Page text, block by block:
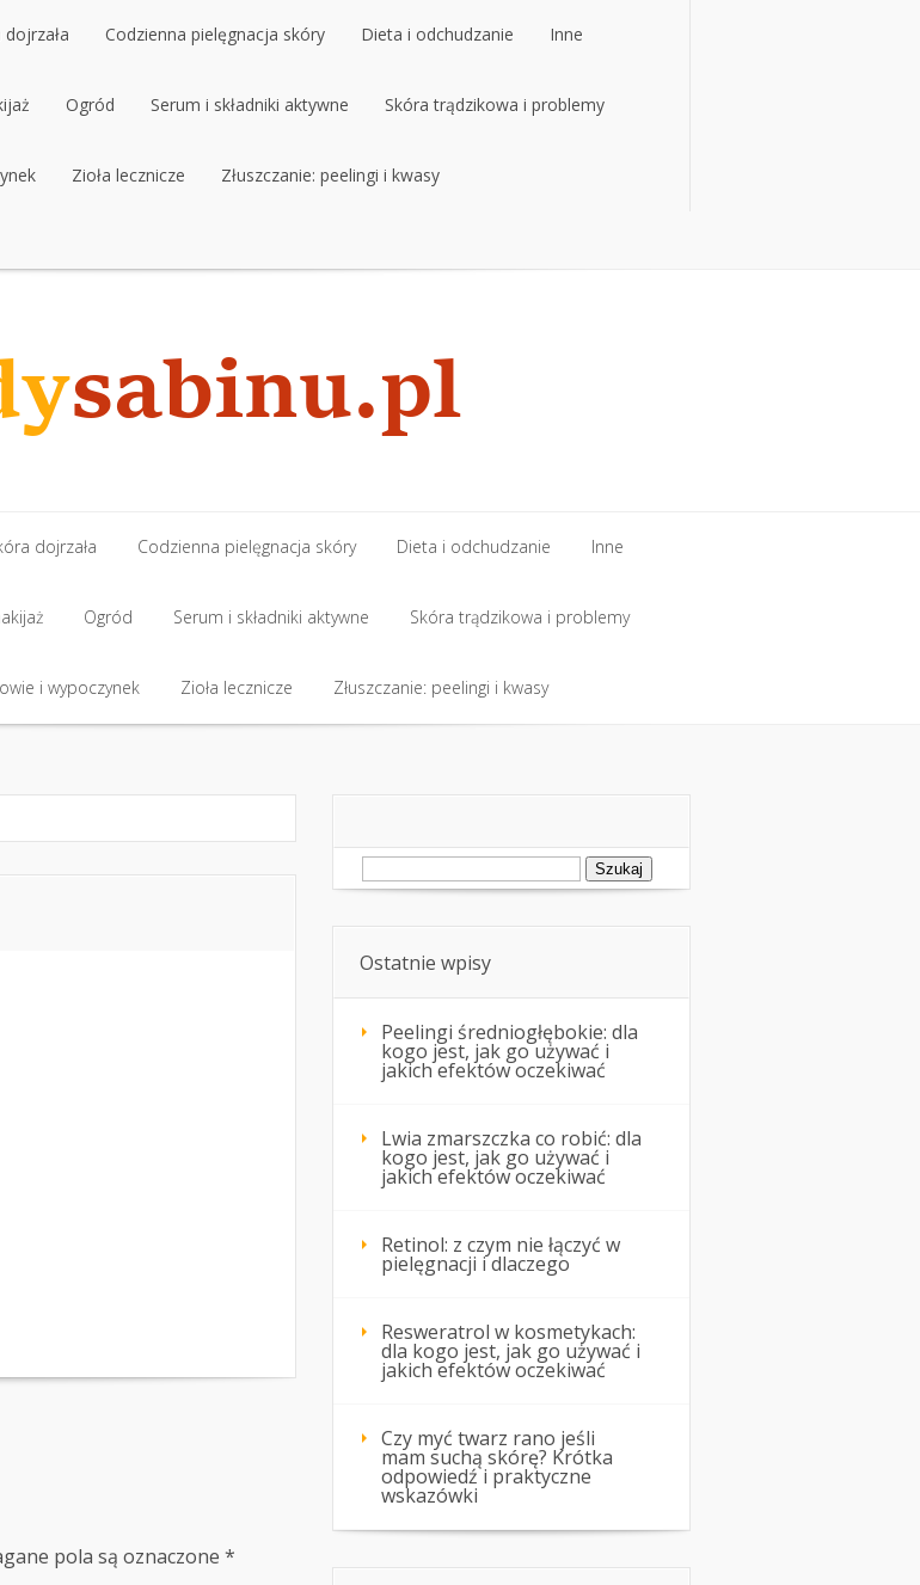
Codzienna pielęgnacja skóry
Codzienna pielęgnacja skóry
Dieta i odchudzanie
Dieta i odchudzanie
Inne
Inne
Ogród
Ogród
Serum i składniki aktywne
Serum i składniki aktywne
Skóra trądzikowa i problemy
Skóra trądzikowa i problemy
Zioła lecznicze Złuszczanie: peelingi i kwasy
dojrzała
dojrzała
Codzienna pielęgnacja skóry
Codzienna pielęgnacja skóry
Dieta i odchudzanie
Dieta i odchudzanie
Inne
Inne
Ogród
Ogród
Serum i składniki aktywne
Serum i składniki aktywne
Skóra trądzikowa i problemy
Skóra trądzikowa i problemy
i wypoczynek Zioła lecznicze Złuszczanie: peelingi i kwasy
pola są oznaczone *
Szukaj:
Ostatnie wpisy
Peelingi średniogłębokie: dla
kogo jest, jak go używać i
jakich efektów oczekiwać
Lwia zmarszczka co robić: dla
kogo jest, jak go używać i
jakich efektów oczekiwać
Retinol: z czym nie łączyć w
pielęgnacji i dlaczego
Resweratrol w kosmetykach:
dla kogo jest, jak go używać i
jakich efektów oczekiwać
Czy myć twarz rano jeśli
mam suchą skórę? Krótka
odpowiedź i praktyczne
wskazówki